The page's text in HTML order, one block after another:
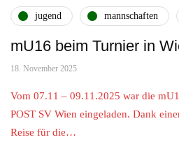
jugend mannschaften
mU16 beim Turnier in
18. November 2025
Vom 07.11 – 09.11.2025 war die
POST SV Wien eingeladen. Dank
Reise für die…